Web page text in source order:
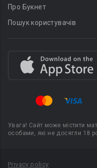
Про Букнет
Пошук користувачів
Увага! Сайт може містити
особами, які не досягли 18
Privacy policy